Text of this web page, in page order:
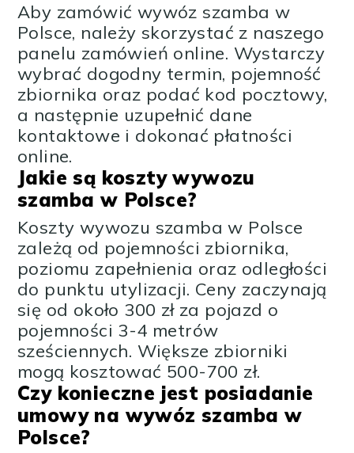
Aby zamówić wywóz szamba w
Polsce, należy skorzystać z naszego
panelu zamówień online. Wystarczy
wybrać dogodny termin, pojemność
zbiornika oraz podać kod pocztowy,
a następnie uzupełnić dane
kontaktowe i dokonać płatności
online.
Jakie są koszty wywozu
szamba w Polsce?
Koszty wywozu szamba w Polsce
zależą od pojemności zbiornika,
poziomu zapełnienia oraz odległości
do punktu utylizacji. Ceny zaczynają
się od około 300 zł za pojazd o
pojemności 3-4 metrów
sześciennych. Większe zbiorniki
mogą kosztować 500-700 zł.
Czy konieczne jest posiadanie
umowy na wywóz szamba w
Polsce?